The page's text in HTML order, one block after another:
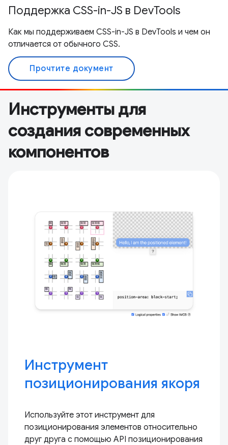
Поддержка CSS-in-JS в DevTools
Как мы поддерживаем CSS-in-JS в DevTools и чем он
отличается от обычного CSS.
Прочтите документ
Инструменты для
создания современных
компонентов
Инструмент
позиционирования якоря
Используйте этот инструмент для
позиционирования элементов относительно
друг друга с помощью API позиционирования